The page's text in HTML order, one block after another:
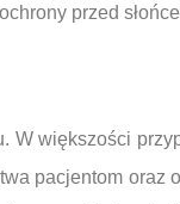
przed
W większości
pacjentom oraz